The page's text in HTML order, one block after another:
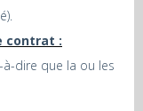
contrat :
dire que la ou les